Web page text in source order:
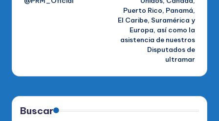
Puerto Rico, Panamá,
El Caribe, Suramérica y
Europa, así como la
asistencia de nuestros
Disputados de
ultramar
Buscar